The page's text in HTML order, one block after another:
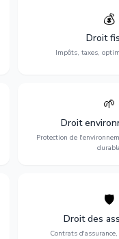
💰
Droit
Impôts, taxes,
Optimisation de
déclarations,
fiscaux et
🌱
Droit
Protection de
🛡️
Droit des
Contrats
Défense de vos
d'assurance, sinistres